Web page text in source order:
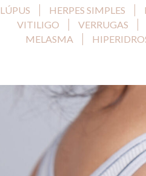
LÚPUS HERPES SIMPLES
VITILIGO
VERRUGAS
MELASMA